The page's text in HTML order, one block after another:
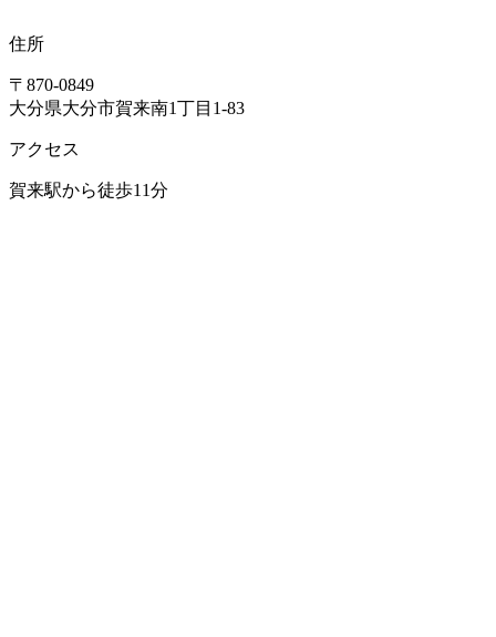
住所
〒870-0849
大分県大分市賀来南1丁目1-83
アクセス
賀来駅から徒歩11分